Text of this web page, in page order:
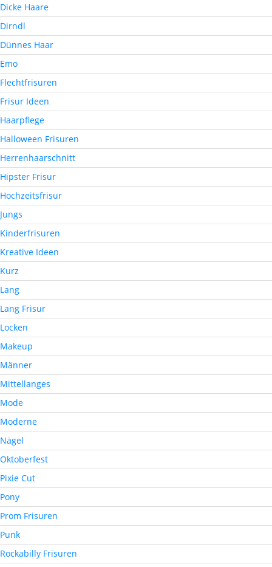
Dicke Haare
Dirndl
Dünnes Haar
Emo
Flechtfrisuren
Frisur Ideen
Haarpflege
Halloween Frisuren
Herrenhaarschnitt
Hipster Frisur
Hochzeitsfrisur
Jungs
Kinderfrisuren
Kreative Ideen
Kurz
Lang
Lang Frisur
Locken
Makeup
Männer
Mittellanges
Mode
Moderne
Nägel
Oktoberfest
Pixie Cut
Pony
Prom Frisuren
Punk
Rockabilly Frisuren